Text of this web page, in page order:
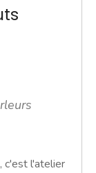
c'est l'atelier